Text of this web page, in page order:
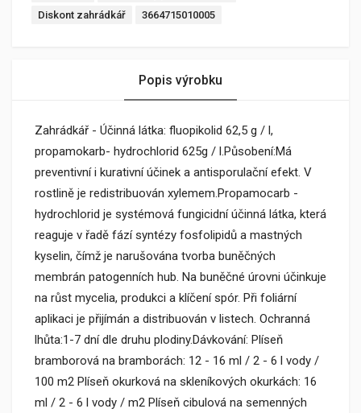
Diskont zahrádkář
3664715010005
Popis výrobku
Zahrádkář - Účinná látka: fluopikolid 62,5 g / l,
propamokarb- hydrochlorid 625g / l.Působení:Má
preventivní i kurativní účinek a antisporulační efekt. V
rostlině je redistribuován xylemem.Propamocarb -
hydrochlorid je systémová fungicidní účinná látka, která
reaguje v řadě fází syntézy fosfolipidů a mastných
kyselin, čímž je narušována tvorba buněčných
membrán patogenních hub. Na buněčné úrovni účinkuje
na růst mycelia, produkci a klíčení spór. Při foliární
aplikaci je přijímán a distribuován v listech. Ochranná
lhůta:1-7 dní dle druhu plodiny.Dávkování: Plíseň
bramborová na bramborách: 12 - 16 ml / 2 - 6 l vody /
100 m2 Plíseň okurková na skleníkových okurkách: 16
ml / 2 - 6 l vody / m2 Plíseň cibulová na semenných